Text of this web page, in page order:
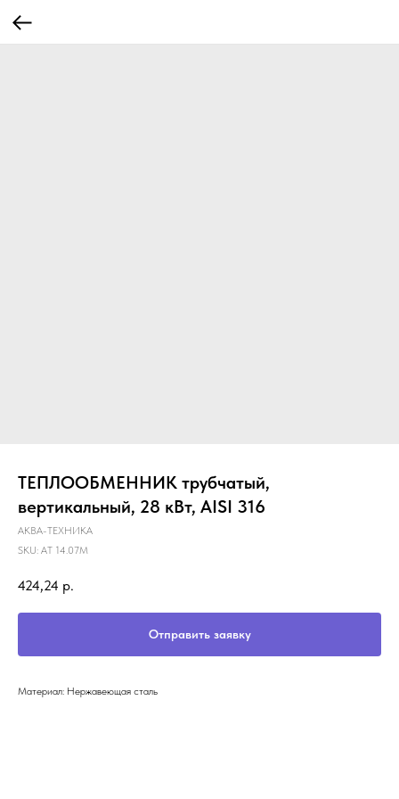
ТЕПЛООБМЕННИК трубчатый,
вертикальный, 28 кВт, AISI 316
АКВА-ТЕХНИКА
SKU: АТ 14.07М
424,24 р.
Отправить заявку
Материал: Нержавеющая сталь